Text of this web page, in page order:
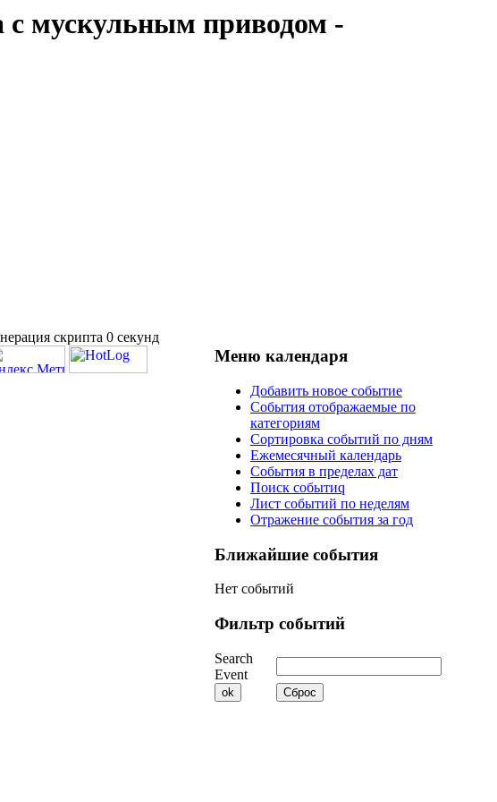
с мускульным приводом -
Меню календаря
Добавить новое событие
События отображаемые по
категориям
Сортировка событий по дням
Ежемесячный календарь
События в пределах дат
Поиск событиq
Лист событий по неделям
Отражение события за год
Ближайшиесобытия
Нет событий
Фильтр событий
Search
Event
скрипта 0 секунд